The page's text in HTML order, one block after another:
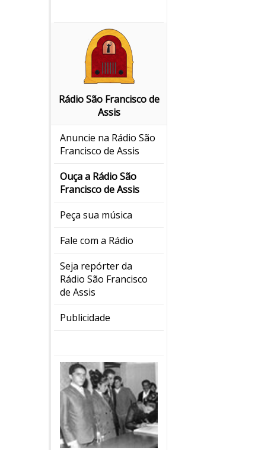
Rádio São Francisco de
Assis
Anuncie na Rádio São
Francisco de Assis
Ouça a Rádio São
Francisco de Assis
Peça sua música
Fale com a Rádio
Seja repórter da
Rádio São Francisco
de Assis
Publicidade